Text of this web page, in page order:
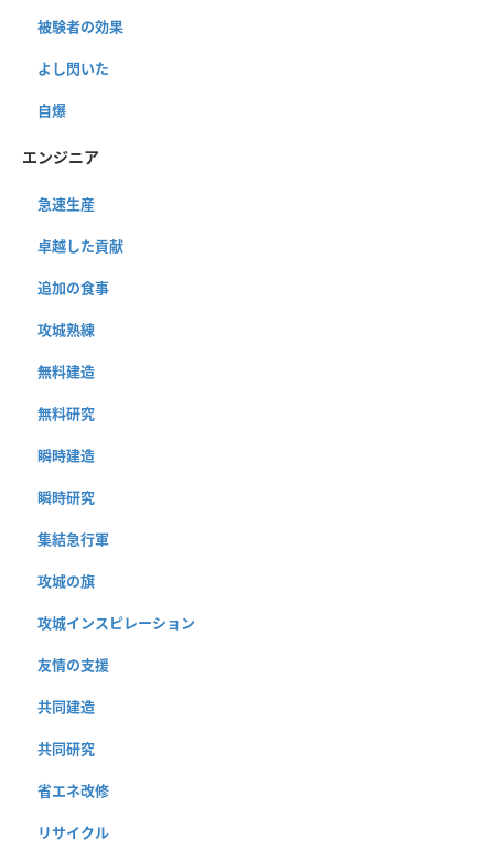
被験者の効果
よし閃いた
自爆
エンジニア
急速生産
卓越した貢献
追加の食事
攻城熟練
無料建造
無料研究
瞬時建造
瞬時研究
集結急行軍
攻城の旗
攻城インスピレーション
友情の支援
共同建造
共同研究
省エネ改修
リサイクル